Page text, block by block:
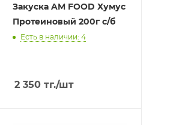
Закуска AM FOOD Хумус
Протеиновый 200г с/б
Есть в наличии: 4
2 350тг./шт